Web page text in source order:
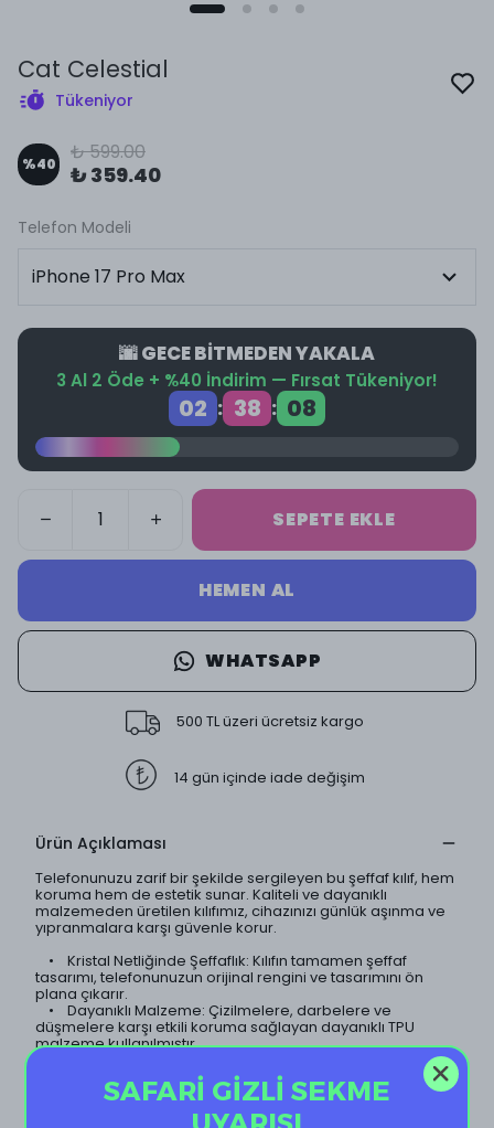
Cat Celestial
Tükeniyor
%40 ₺ 599.00
₺ 359.40
Telefon Modeli
🌆 GECE BİTMEDEN YAKALA
3 Al 2 Öde + %40 İndirim — Fırsat Tükeniyor!
02 : 38 : 08
SEPETE EKLE
HEMEN AL
WHATSAPP
500 TL üzeri ücretsiz kargo
14 gün içinde iade değişim
Ürün Açıklaması
Telefonunuzu zarif bir şekilde sergileyen bu şeffaf kılıf, hem
koruma hem de estetik sunar. Kaliteli ve dayanıklı
malzemeden üretilen kılıfımız, cihazınızı günlük aşınma ve
yıpranmalara karşı güvenle korur.
• Kristal Netliğinde Şeffaflık: Kılıfın tamamen şeffaf
tasarımı, telefonunuzun orijinal rengini ve tasarımını ön
plana çıkarır.
• Dayanıklı Malzeme: Çizilmelere, darbelere ve
düşmelere karşı etkili koruma sağlayan dayanıklı TPU
malzeme kullanılmıştır.
koruyan hafif tasarımı sayesinde, kılıf neredeyse
görünmezdir.
• Sararma Yapmaz: Özel kaplama teknolojisi sayesinde
SAFARİ GİZLİ SEKME